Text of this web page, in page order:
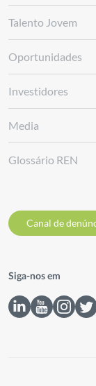
Talento Jovem
Oportunidades
Investidores
Media
Glossário REN
Canal de
Siga-nos em